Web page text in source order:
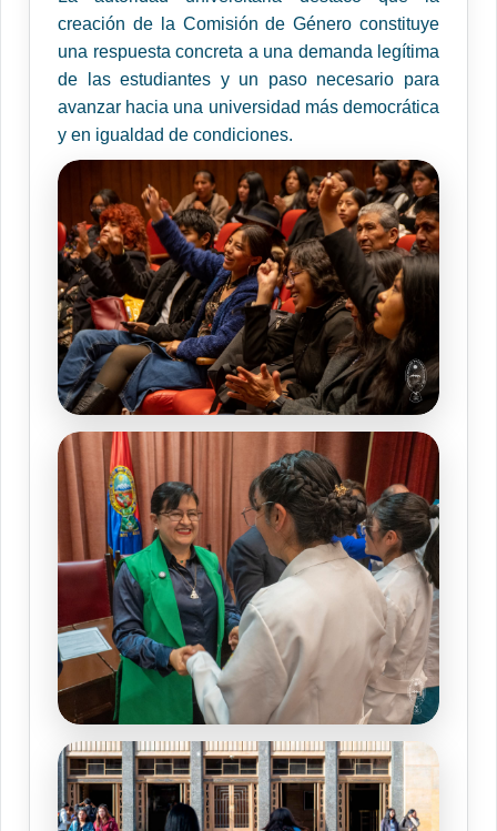
creación de la Comisión de Género constituye
una respuesta concreta a una demanda legítima
de las estudiantes y un paso necesario para
avanzar hacia una universidad más democrática
y en igualdad de condiciones.